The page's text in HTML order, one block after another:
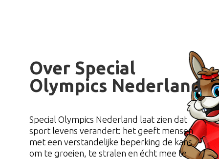
Over Special
Olympics Nederland
Special Olympics Nederland laat zien dat
sport levens verandert: het geeft mensen
met een verstandelijke beperking de kans
om te groeien, te stralen en écht mee te